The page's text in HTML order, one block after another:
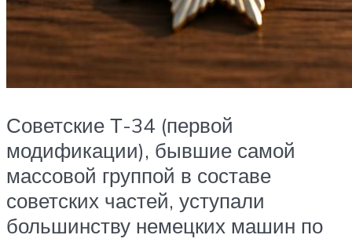
Советские Т-34 (первой
модификации), бывшие самой
массовой группой в составе
советских частей, уступали
большинству немецких машин по